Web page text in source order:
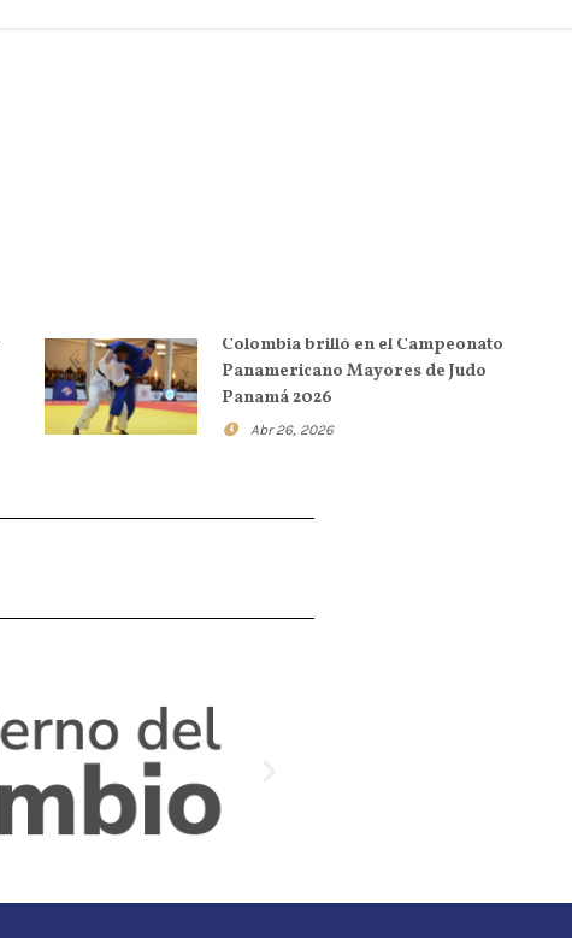
Colombia brilló en el Campeonato
Panamericano Mayores de Judo
Panamá 2026
Abr 26, 2026